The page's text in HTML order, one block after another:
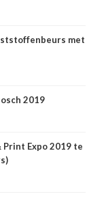
met
2019
Expo 2019 te